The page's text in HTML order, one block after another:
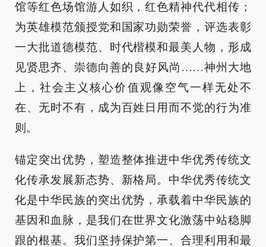
馆等红色场馆游人如织，红色精神代代相传；
为英雄模范颁授党和国家功勋荣誉，评选表彰
一大批道德模范、时代楷模和最美人物，形成
见贤思齐、崇德向善的良好风尚……神州大地
上，社会主义核心价值观像空气一样无处不
在、无时不有，成为百姓日用而不觉的行为准
则。
锚定突出优势，塑造整体推进中华优秀传统文
化传承发展新态势、新格局。中华优秀传统文
化是中华民族的突出优势，承载着中华民族的
基因和血脉，是我们在世界文化激荡中站稳脚
跟的根基。我们坚持保护第一、合理利用和最